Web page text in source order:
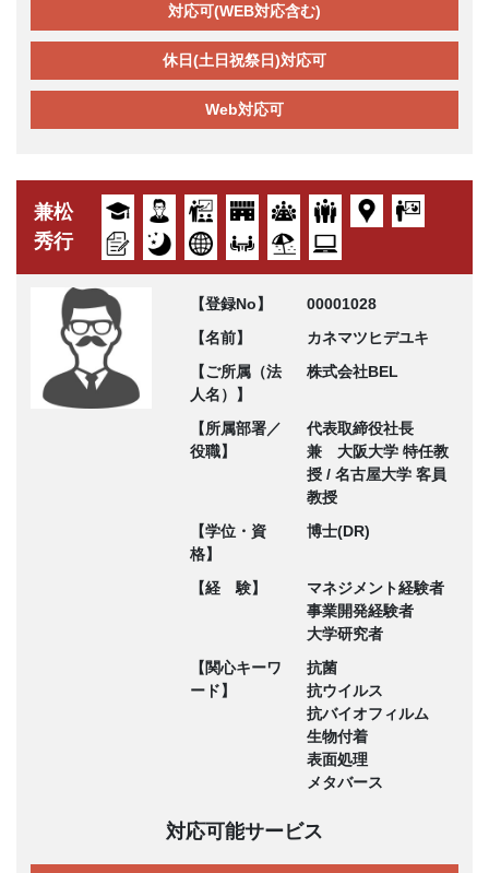
対応可(WEB対応含む)
休日(土日祝祭日)対応可
Web対応可
兼松
秀行
【登録No】
00001028
【名前】
カネマツヒデユキ
【ご所属（法
人名）】
株式会社BEL
【所属部署／
役職】
代表取締役社長
兼 大阪大学 特任教
授 / 名古屋大学 客員
教授
【学位・資
格】
博士(DR)
【経 験】
マネジメント経験者
事業開発経験者
大学研究者
【関心キーワ
ード】
抗菌
抗ウイルス
抗バイオフィルム
生物付着
表面処理
メタバース
対応可能サービス